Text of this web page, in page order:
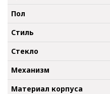
Пол
Стиль
Стекло
Механизм
Материал корпуса